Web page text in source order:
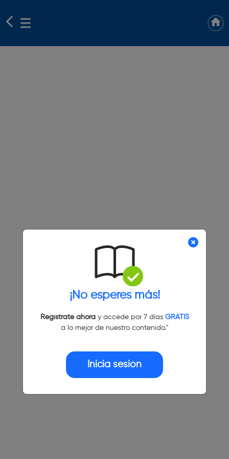
¡No esperes más!
Regístrate ahoray accede por 7 días GRATIS
a lo mejor de nuestro contenido."
Inicia sesión